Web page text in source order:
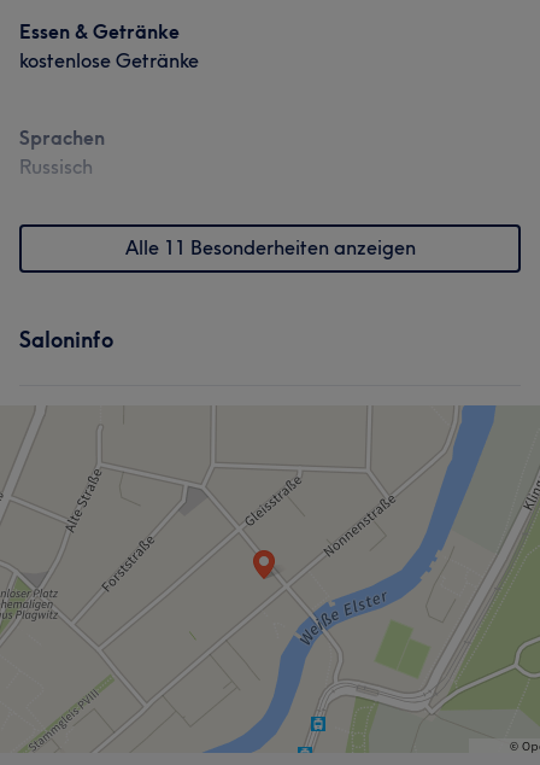
Essen & Getränke
kostenlose Getränke
Sprachen
Russisch
Alle 11 Besonderheiten anzeigen
Saloninfo